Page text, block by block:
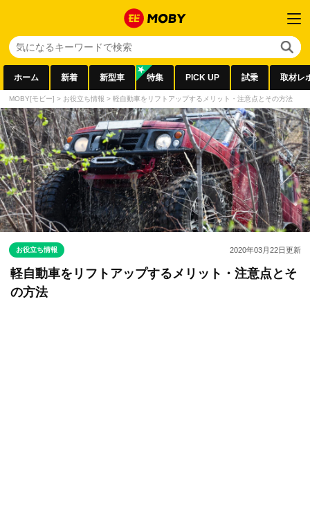
ホーム 新着 新型車 特集 PICK UP 試乗 取材レ
MOBY[モビー] > お役立ち情報 > 軽自動車をリフトアップするメリット・注意点とその方法
お役立ち情報 2020年03月22日更新
軽自動車をリフトアップするメリット・注意点とそ
の方法